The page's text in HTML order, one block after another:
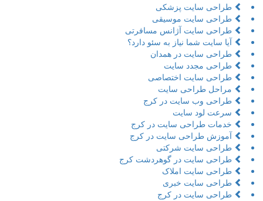
طراحی سایت پزشکی
طراحی سایت موسیقی
طراحی سایت آژانس مسافرتی
آیا سایت شما نیاز به سئو دارد؟
طراحی سایت در همدان
طراحی مجدد سایت
طراحی سایت اختصاصی
مراحل طراحی سایت
طراحی وب سایت در کرج
سرعت لود سایت
خدمات طراحی سایت در کرج
آموزش طراحی سایت در کرج
طراحی سایت شرکتی
طراحی سایت در گوهردشت کرج
طراحی سایت املاک
طراحی سایت خبری
طراحی سایت در کرج